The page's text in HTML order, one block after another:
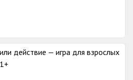
действие — игра для взрослых